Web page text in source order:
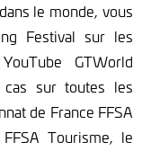
le monde, vous
Festival sur les
GTWorld
cas sur toutes les
de France FFSA
Tourisme, le